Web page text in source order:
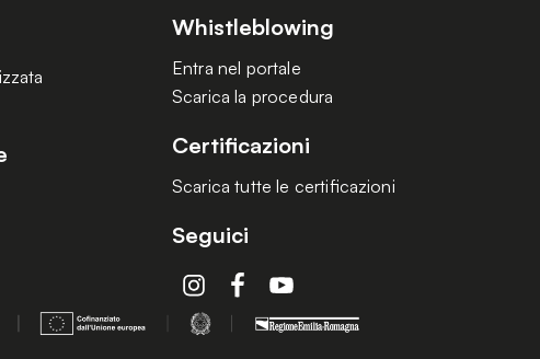
Whistleblowing
Entra nel portale
Scarica la procedura
Certificazioni
Scarica tutte le certificazioni
Seguici